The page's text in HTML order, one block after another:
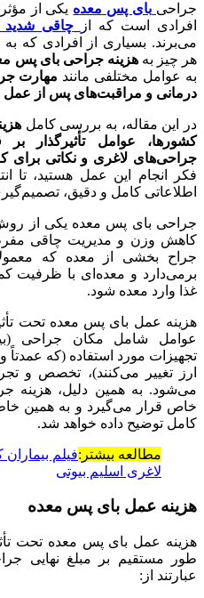
جراحی بای پس معده یکی از
افرادی است که از
چاقی شدید
می‌برند. بسیاری از افرادی که
هر چیز بههزینه جراحی بای پس
به عوامل مختلفی مانند مهارت
درمانی و مراقبت‌های پس از عمل
در این مقاله، به بررسی کامل
کشورها، عوامل تأثیرگذار
جراحی‌های لاغری و نکاتی برای
فکر انجام این عمل هستید، تا
اطلاعاتی کامل و دقیق،
جراحی بای ‌پس معده یکی از
کاهش وزن و مدیریت چاقی
جراح بخشی از معده که
برمی‌دارد و معده‌ای با ظرفیت
غذا وارد معده شود.
هزینه عمل بای پس معده تحت
عوامل شامل مکان جراحی
تجهیزات مورد استفاده (که عمدتاً
ارز تغییر می‌کنند)، تخصص و
می‌شود. به همین دلیل، هزینه
خاص قرار می‌گیرد و به همین
کامل توضیح داده خواهد شد.
مطالعه بیشتر:فیلم
لاغری اسلیم بیوتی
هزینه عمل بای پس معده
هزینه عمل بای پس معده تحت
طور مستقیم بر مبلغ نهایی
عبارتند از: